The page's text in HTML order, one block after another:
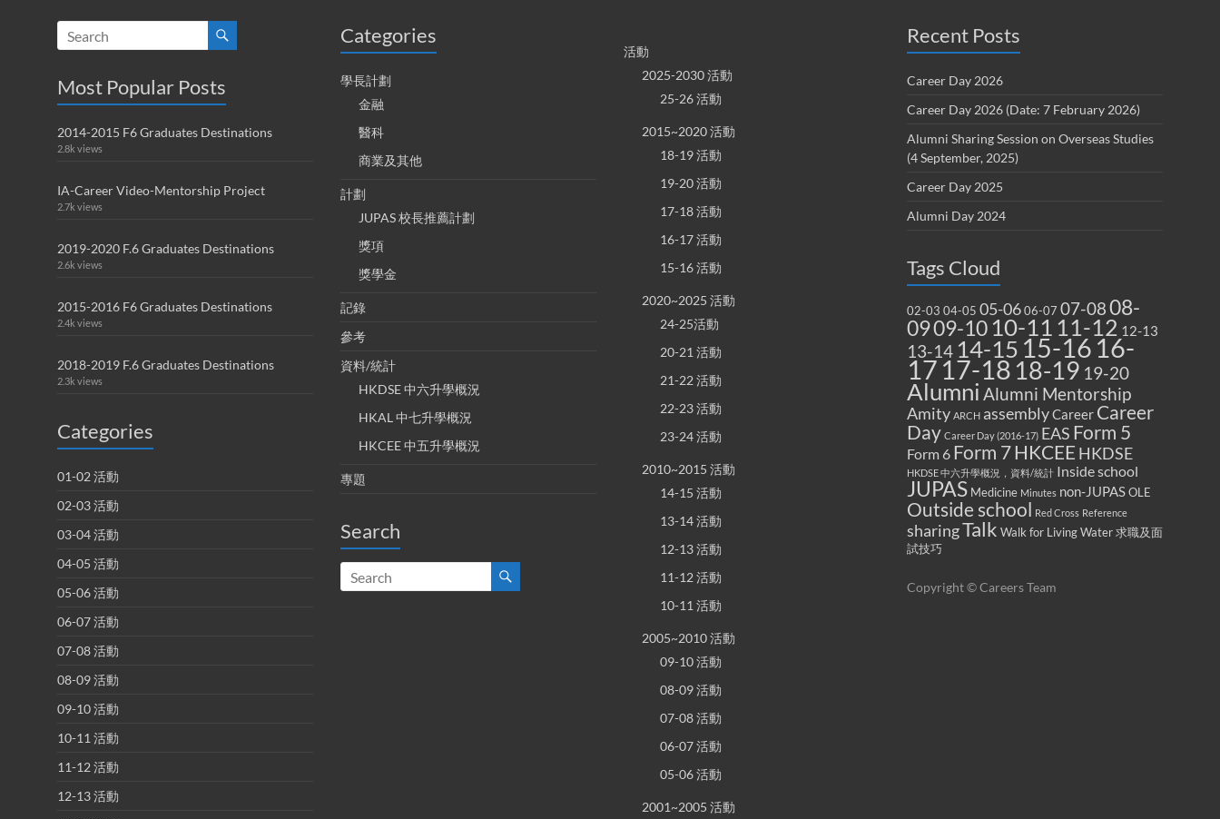
Most Popular Posts
2014-2015 F6 Graduates Destinations
2.8k views
IA-Career Video-Mentorship Project
2.7k views
2019-2020 F.6 Graduates Destinations
2.6k views
2015-2016 F6 Graduates Destinations
2.4k views
2018-2019 F.6 Graduates Destinations
2.3k views
Categories
01-02 活動
02-03 活動
03-04 活動
04-05 活動
05-06 活動
06-07 活動
07-08 活動
08-09 活動
09-10 活動
10-11 活動
11-12 活動
12-13 活動
Categories
學長計劃
金融
醫科
商業及其他
計劃
JUPAS 校長推薦計劃
獎項
獎學金
記錄
參考
資料/統計
HKDSE 中六升學概況
HKAL 中七升學概況
HKCEE 中五升學概況
專題
Search
活動
2025-2030 活動
25-26 活動
2015~2020 活動
18-19 活動
19-20 活動
17-18 活動
16-17 活動
15-16 活動
2020~2025 活動
24-25活動
20-21 活動
21-22 活動
22-23 活動
23-24 活動
2010~2015 活動
14-15 活動
13-14 活動
12-13 活動
11-12 活動
10-11 活動
2005~2010 活動
09-10 活動
08-09 活動
07-08 活動
06-07 活動
05-06 活動
2001~2005 活動
Recent Posts
Career Day 2026
Career Day 2026 (Date: 7 February 2026)
Alumni Sharing Session on Overseas Studies
(4 September, 2025)
Career Day 2025
Alumni Day 2024
Tags Cloud
02-03 04-05 05-0606-07 07-0808-
0909-10 10-11 11-12 12-13
13-14 14-15 15-16 16-
17 17-18 18-19 19-20
Alumni Alumni Mentorship
Amity ARCH assemblyCareer Career
Day Career Day (2016-17) EAS Form 5
Form 6 Form 7HKCEE HKDSE
HKDSE 中六升學概況，資料/統計 Inside school
JUPAS Medicine Minutes non-JUPASOLE
Outside school Red Cross Reference
sharingTalk Walk for Living Water求職及面
試技巧
Copyright © Careers Team